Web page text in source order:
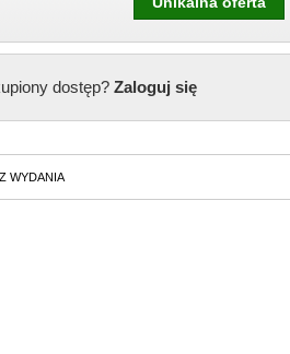
dostęp?Zaloguj się
WYDANIA